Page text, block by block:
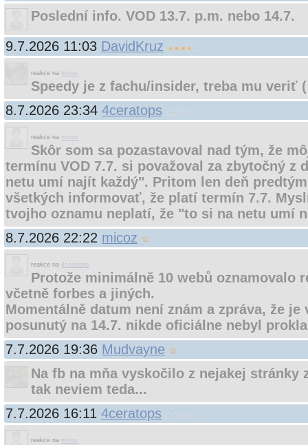
Poslední info. VOD 13.7. p.m. nebo 14.7.
9.7.2026 11:03 DavidKruz
reakce na micoz
Speedy je z fachu/insider, treba mu veriť
8.7.2026 23:34 4ceratops
reakce na micoz
Skôr som sa pozastavoval nad tým, že
termínu VOD 7.7. si považoval za zbytočný z
netu umí najít každý". Pritom len deň
všetkých informovať, že platí termín 7.7.
tvojho oznamu neplatí, že "to si na netu umí
8.7.2026 22:22 micoz
reakce na 4ceratops
Protože minimálně 10 webů oznamovalo
včetně forbes a jiných.
Momentálně datum není znám a zpráva, že je
posunutý na 14.7. nikde oficiálne nebyl
7.7.2026 19:36 Mudvayne
Na fb na mňa vyskočilo z nejakej stránky
tak neviem teda...
7.7.2026 16:11 4ceratops
reakce na micoz